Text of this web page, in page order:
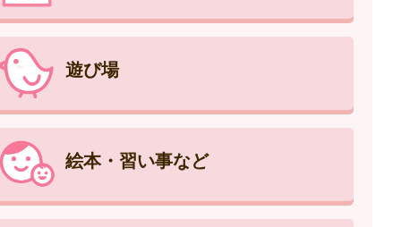
遊び場
絵本・習い事など